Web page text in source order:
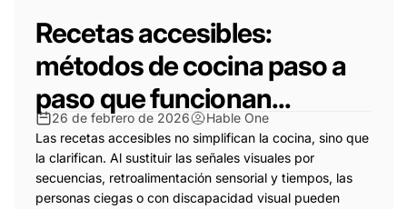
Recetas accesibles:
métodos de cocina paso a
paso que funcionan...
26 de febrero de 2026
Hable One
Las recetas accesibles no simplifican la cocina, sino que
la clarifican. Al sustituir las señales visuales por
secuencias, retroalimentación sensorial y tiempos, las
personas ciegas o con discapacidad visual pueden